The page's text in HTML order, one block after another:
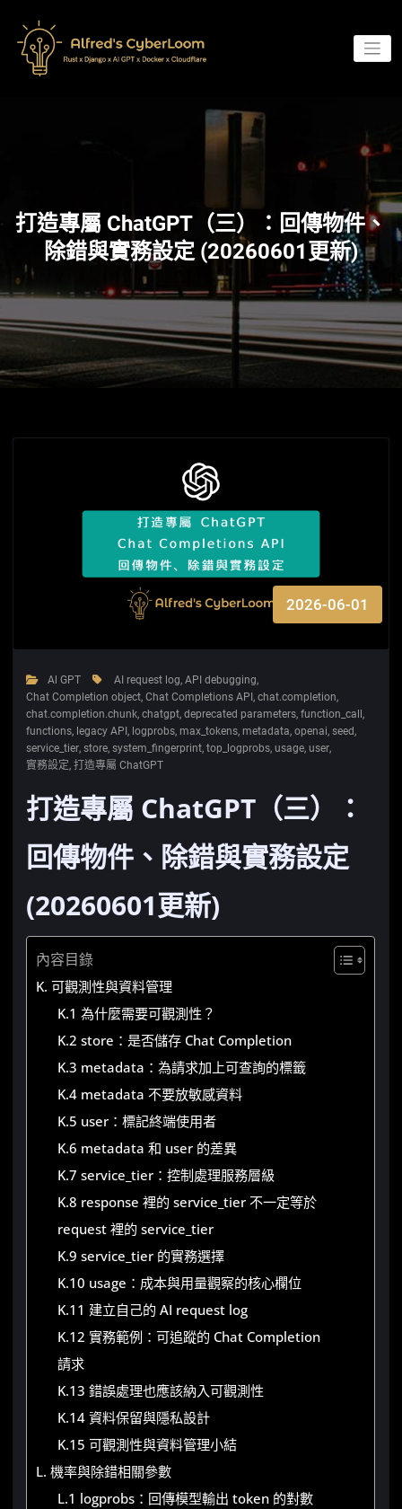
content
打造專屬 ChatGPT（三）：回傳物件、
除錯與實務設定 (20260601更新)
2026-06-01
Al GPT AI request log,API debugging,
Chat Completion object,Chat Completions API,chat.completion,
chat.completion.chunk,chatgpt,deprecated parameters,function_call,
functions, legacy API, logprobs,max_tokens,metadata,openai,seed,
service_tier,store,system_fingerprint,top_logprobs,usage,user,
實務設定,打造專屬 ChatGPT
打造專屬 ChatGPT（三）：
回傳物件、除錯與實務設定
(20260601更新)
內容目錄
K. 可觀測性與資料管理
K.1 為什麼需要可觀測性？
K.2 store：是否儲存 Chat Completion
K.3 metadata：為請求加上可查詢的標籤
K.4 metadata 不要放敏感資料
K.5 user：標記終端使用者
K.6 metadata 和 user 的差異
K.7 service_tier：控制處理服務層級
K.8 response 裡的 service_tier 不一定等於
request 裡的 service_tier
K.9 service_tier 的實務選擇
K.10 usage：成本與用量觀察的核心欄位
K.11 建立自己的 AI request log
K.12 實務範例：可追蹤的 Chat Completion
請求
K.13 錯誤處理也應該納入可觀測性
K.14 資料保留與隱私設計
K.15 可觀測性與資料管理小結
L. 機率與除錯相關參數
L.1 logprobs：回傳模型輸出 token 的對數